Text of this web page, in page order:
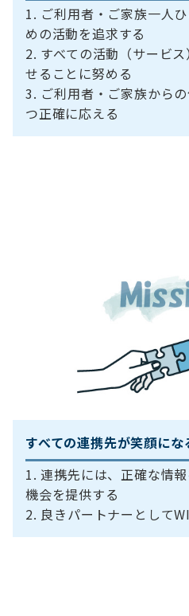
ご利用者・ご家族一人
めの活動を追求する
すべての活動（サービ
せることに努める
ご利用者・ご家族から
つ正確に応える
すべての連携先が笑顔にな
連携先には、正確な情
機会を提供する
良きパートナーとして